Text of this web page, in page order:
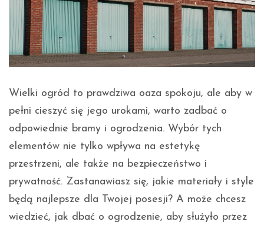
Wielki ogród to prawdziwa oaza spokoju, ale aby w
pełni cieszyć się jego urokami, warto zadbać o
odpowiednie bramy i ogrodzenia. Wybór tych
elementów nie tylko wpływa na estetykę
przestrzeni, ale także na bezpieczeństwo i
prywatność. Zastanawiasz się, jakie materiały i style
będą najlepsze dla Twojej posesji? A może chcesz
wiedzieć, jak dbać o ogrodzenie, aby służyło przez